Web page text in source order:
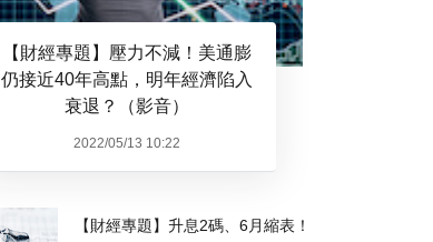
【財經專題】壓力不減！美通膨
仍接近40年高點，明年經濟陷入
衰退？（影音）
2022/05/13 10:22
【財經專題】升息2碼、6月縮表！